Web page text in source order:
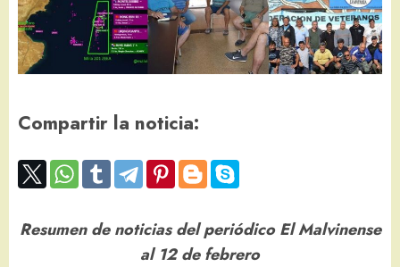
Compartir la noticia:
Resumen de noticias del periódico El Malvinense
al 12 de febrero